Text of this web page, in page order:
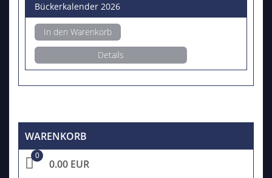
Bückerkalender 2026
In den Warenkorb
Details
WARENKORB
0
0.00 EUR